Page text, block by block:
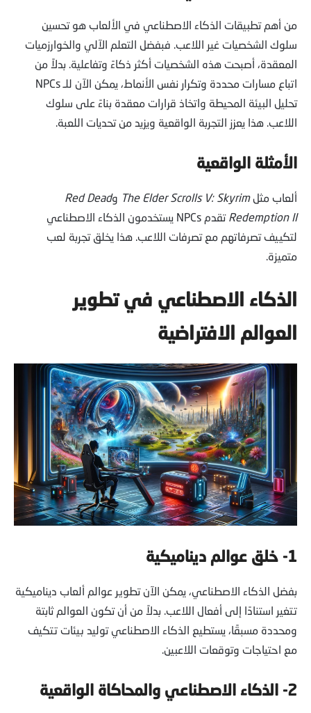
من أهم تطبيقات الذكاء الاصطناعي في الألعاب هو تحسين
سلوك الشخصيات غير اللاعب. فبفضل التعلم الآلي والخوارزميات
المعقدة، أصبحت هذه الشخصيات أكثر ذكاءً وتفاعلية. بدلاً من
اتباع مسارات محددة وتكرار نفس الأنماط، يمكن الآن للـ NPCs
تحليل البيئة المحيطة واتخاذ قرارات معقدة بناءً على سلوك
اللاعب. هذا يعزز التجربة الواقعية ويزيد من تحديات اللعبة.
الأمثلة الواقعية
ألعاب مثلThe Elder Scrolls V: Skyrim وRed Dead
Redemption II
تقدم NPCs يستخدمون الذكاء الاصطناعي
لتكييف تصرفاتهم مع تصرفات اللاعب. هذا يخلق تجربة لعب
متميزة.
الذكاء الاصطناعي في تطوير
العوالم الافتراضية
1- خلق عوالم ديناميكية
بفضل الذكاء الاصطناعي، يمكن الآن تطوير عوالم ألعاب ديناميكية
تتغير استنادًا إلى أفعال اللاعب. بدلاً من أن تكون العوالم ثابتة
ومحددة مسبقًا، يستطيع الذكاء الاصطناعي توليد بيئات تتكيف
مع احتياجات وتوقعات اللاعبين.
2- الذكاء الاصطناعي والمحاكاة الواقعية